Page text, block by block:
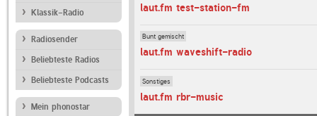
Klassik-Radio
Radiosender
Beliebteste Radios
Beliebteste Podcasts
Mein phonostar
laut.fm test-station-fm
Bunt gemischt
laut.fm waveshift-radio
Sonstiges
laut.fm rbr-music